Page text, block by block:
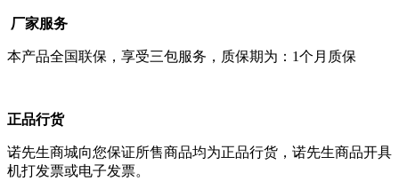
厂家服务
本产品全国联保，享受三包服务，质保期为：1个月质保
正品行货
诺先生商城向您保证所售商品均为正品行货，诺先生商品开具
机打发票或电子发票。